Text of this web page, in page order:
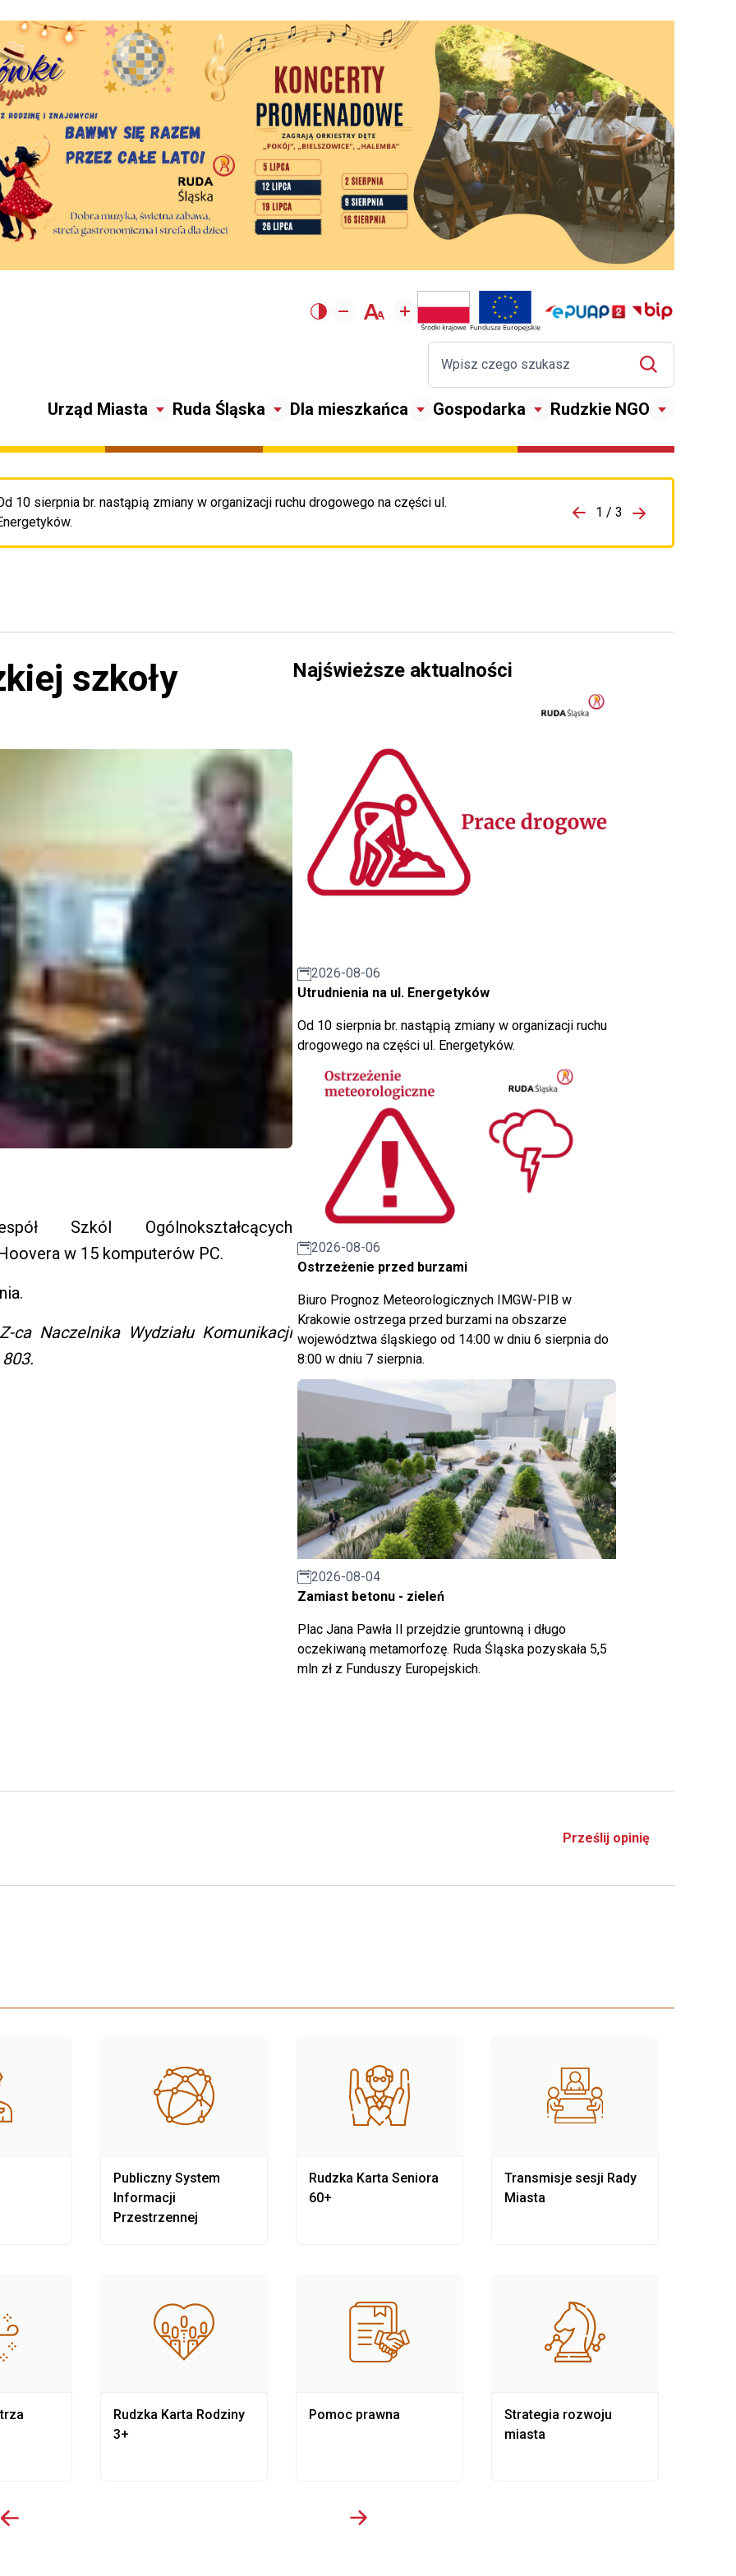
Urząd Miasta Ruda Śląska Dla mieszkańca Gospodarka Rudzkie NGO
10 sierpnia br. nastąpią zmiany w organizacji ruchu drogowego na części ul.Przejdź do porzpedniego komunikatu 1 / 3
Przejdź do
szkoły
Szkól Ogólnokształcących
w 15 komputerów PC.
ca Naczelnika Wydziału Komunikacji
Najświeższe aktualności
2026-08-06
Utrudnienia na ul. Energetyków
Od 10 sierpnia br. nastąpią zmiany w organizacji ruchu
drogowego na części ul. Energetyków.
2026-08-06
Ostrzeżenie przed burzami
Biuro Prognoz Meteorologicznych IMGW-PIB w
Krakowie ostrzega przed burzami na obszarze
województwa śląskiego od 14:00 w dniu 6 sierpnia do
8:00 w dniu 7 sierpnia.
2026-08-04
Zamiast betonu - zieleń
Plac Jana Pawła II przejdzie gruntowną i długo
oczekiwaną metamorfozę. Ruda Śląska pozyskała 5,5
mln zł z Funduszy Europejskich.
Prześlij opinię
Publiczny System
Informacji
Przestrzennej
Rudzka Karta Rodziny
3+
Rudzka Karta Seniora
60+
Pomoc prawna
Transmisje sesji Rady
Miasta
Strategia rozwoju
miasta